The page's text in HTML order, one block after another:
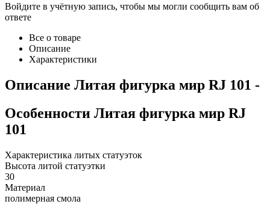
Войдите в учётную запись, чтобы мы могли сообщить вам об
ответе
Все о товаре
Описание
Характеристики
Описание Литая фигурка мир RJ 101 -
Особенности Литая фигурка мир RJ
101
Характеристика литых статуэток
Высота литой статуэтки
30
Материал
полимерная смола